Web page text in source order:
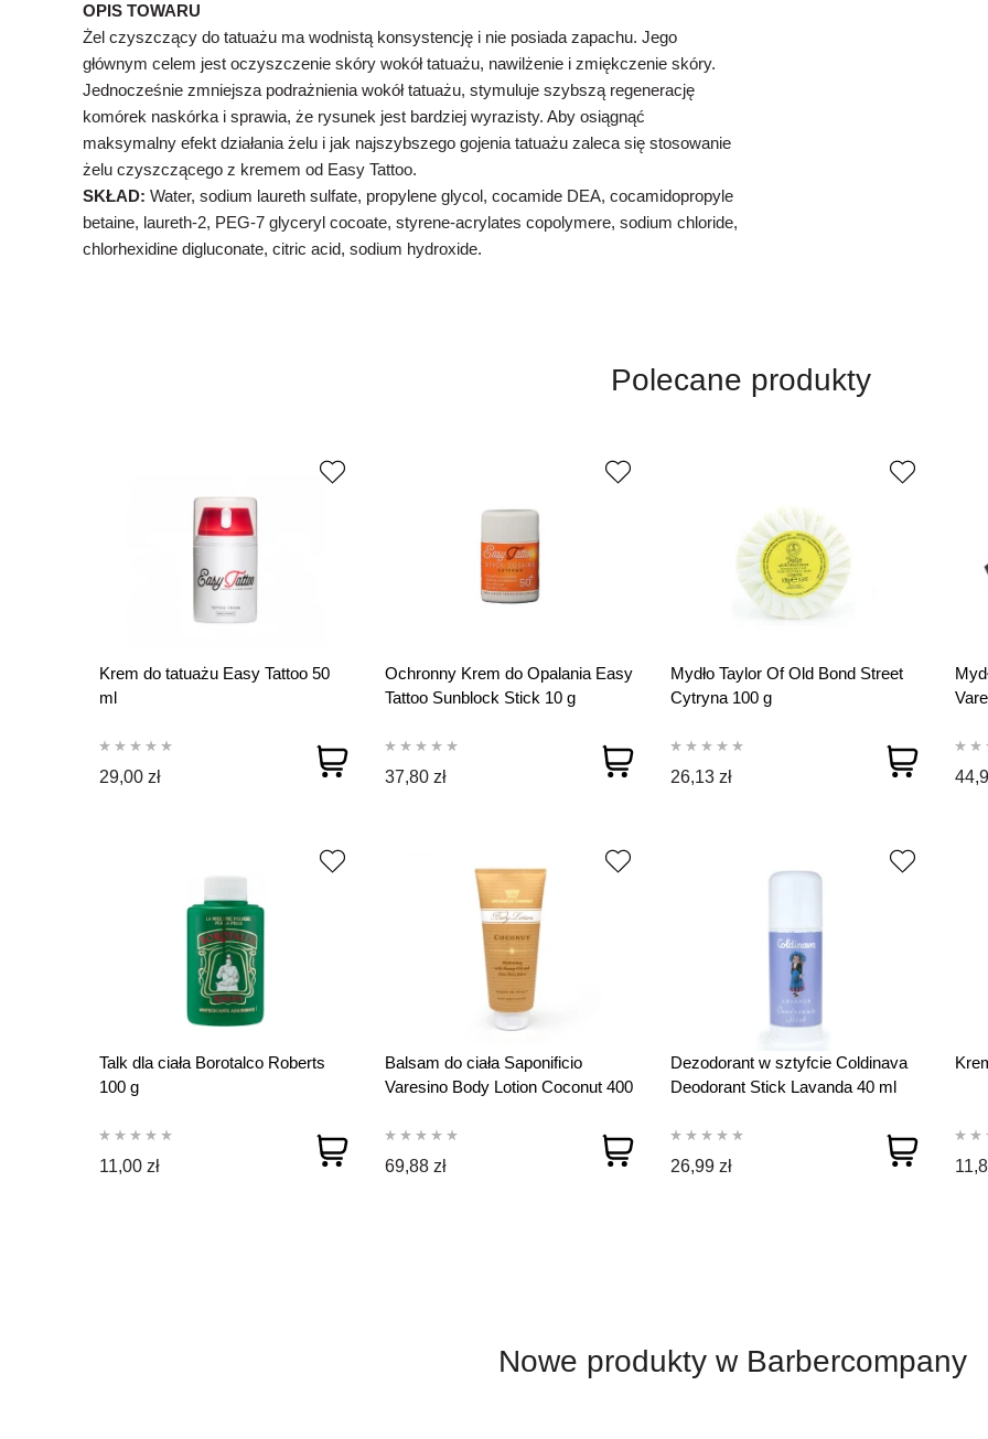
OPIS TOWARU
Żel czyszczący do tatuażu ma wodnistą konsystencję i nie posiada zapachu. Jego
głównym celem jest oczyszczenie skóry wokół tatuażu, nawilżenie i zmiękczenie skóry.
Jednocześnie zmniejsza podrażnienia wokół tatuażu, stymuluje szybszą regenerację
komórek naskórka i sprawia, że rysunek jest bardziej wyrazisty. Aby osiągnąć
maksymalny efekt działania żelu i jak najszybszego gojenia tatuażu zaleca się stosowanie
żelu czyszczącego z kremem od Easy Tattoo.
SKŁAD: Water, sodium laureth sulfate, propylene glycol, cocamide DEA, cocamidopropyle
betaine, laureth-2, PEG-7 glyceryl cocoate, styrene-acrylates copolymere, sodium chloride,
chlorhexidine digluconate, citric acid, sodium hydroxide.
Polecane produkty
Krem do tatuażu Easy Tattoo 50
ml
29,00 zł
Ochronny Krem do Opalania Easy
Tattoo Sunblock Stick 10 g
37,80 zł
Mydło Taylor Of Old Bond Street
Cytryna 100 g
26,13 zł
Talk dla ciała Borotalco Roberts
100 g
11,00 zł
Balsam do ciała Saponificio
Varesino Body Lotion Coconut 400
69,88 zł
Dezodorant w sztyfcie Coldinava
Deodorant Stick Lavanda 40 ml
26,99 zł
Nowe produkty w Barbercompany